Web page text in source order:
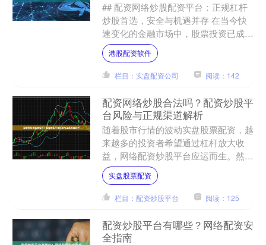
## 配资网络炒股配资平台：正规杠杆
炒股首选，安全与机遇并存 在当今快
速变化的金融市场中，股票投资已成为
许多人财富增值的重要途径。然而，资
金不足往往成为投资者扩....
港股配资软件
栏目：实盘配资公司 阅读：142
配资网络炒股合法吗？配资炒股平
台风险与正规渠道解析
随着股市行情的波动实盘股票配资，越
来越多的投资者希望通过杠杆放大收
益，网络配资炒股平台应运而生。然
而，许多投资者在追求高回报的同时，
往往忽略了背后的法律风险和安....
实盘股票配资
栏目：配资炒股平台 阅读：125
配资炒股平台有哪些？网络配资安
全指南